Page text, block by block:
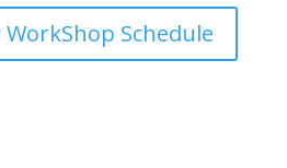
WorkShop Schedule